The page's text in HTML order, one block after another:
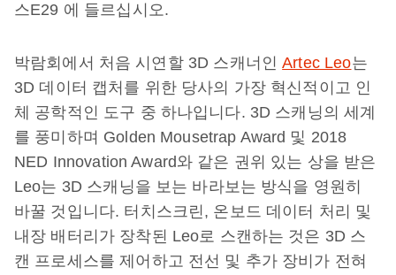
스E29 에 들르십시오.
박람회에서 처음 시연할 3D 스캐너인Artec Leo는
3D 데이터 캡처를 위한 당사의 가장 혁신적이고 인
체 공학적인 도구 중 하나입니다. 3D 스캐닝의 세계
를 풍미하며 Golden Mousetrap Award 및 2018
NED Innovation Award와 같은 권위 있는 상을 받은
Leo는 3D 스캐닝을 보는 바라보는 방식을 영원히
바꿀 것입니다. 터치스크린, 온보드 데이터 처리 및
내장 배터리가 장착된 Leo로 스캔하는 것은 3D 스
캔 프로세스를 제어하고 전선 및 추가 장비가 전혀